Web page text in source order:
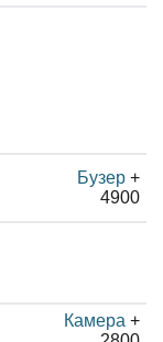
Бузер+
4900
Камера +